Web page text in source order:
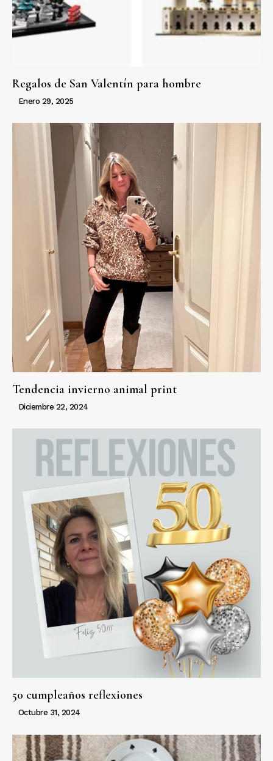
Regalos de San Valentín para hombre
Enero 29, 2025
Tendencia invierno animal print
Diciembre 22, 2024
50 cumpleaños reflexiones
Octubre 31, 2024